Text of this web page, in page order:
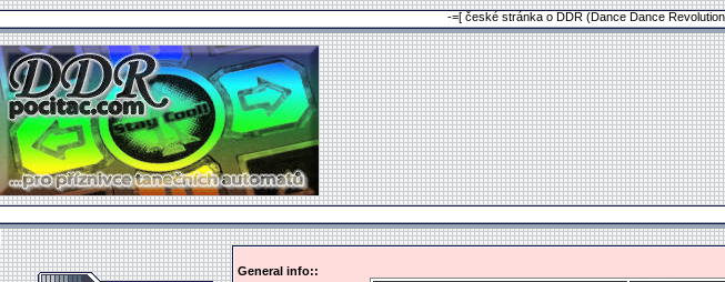
-=[ české stránka o DDR (Dance Dance
General info::